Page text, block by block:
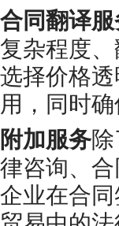
合同翻译
复杂程度
选择价格
用，同时
附加服务
律咨询、
企业在合